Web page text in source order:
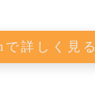
で詳しく見る